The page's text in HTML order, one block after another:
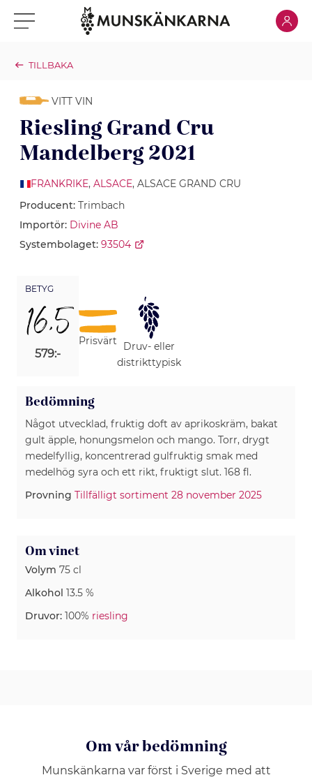
Klicka för meny Klicka
TILLBAKA
VITT VIN
Riesling Grand Cru
Mandelberg 2021
FRANKRIKE, ALSACE, ALSACE GRAND CRU
Producent: Trimbach
Importör: Divine AB
Systembolaget: 93504
BETYG
16,5
579:-
Prisvärt
Druv- eller
distrikttypisk
Bedömning
Något utvecklad, fruktig doft av aprikoskräm, bakat
gult äpple, honungsmelon och mango. Torr, drygt
medelfyllig, koncentrerad gulfruktig smak med
medelhög syra och ett rikt, fruktigt slut. 168 fl.
Provning Tillfälligt sortiment 28 november 2025
Om vinet
Volym 75 cl
Alkohol 13.5 %
Druvor: 100% riesling
Om vår bedömning
Munskänkarna var först i Sverige med att